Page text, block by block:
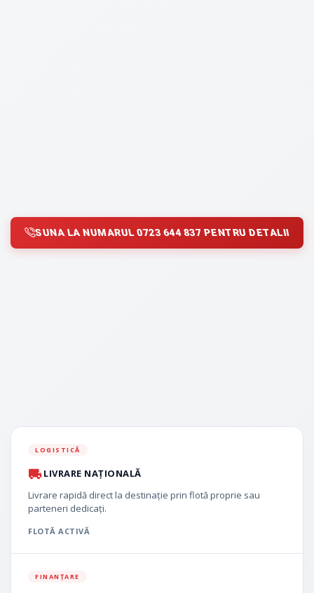
SUNA LA NUMARUL 0723 644 837 PENTRU DETALII
LOGISTICĂ
LIVRARE NAȚIONALĂ
Livrare rapidă direct la destinație prin flotă proprie sau
parteneri dedicați.
FLOTĂ ACTIVĂ
FINANȚARE